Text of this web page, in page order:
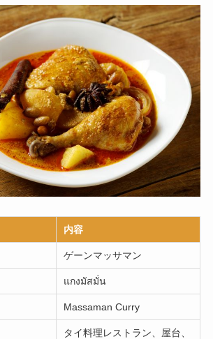
内容
ゲーンマッサマン
แกงมัสมั่น
Massaman Curry
タイ料理レストラン、屋台、